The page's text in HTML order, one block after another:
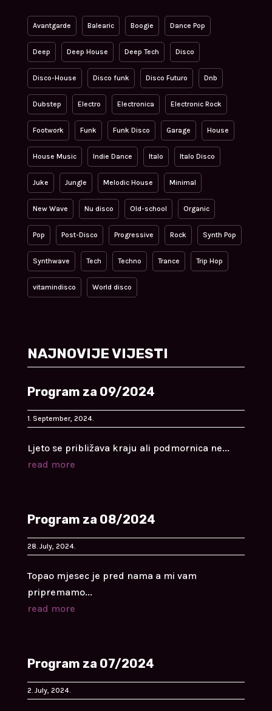
Avantgarde Balearic Boogie Dance Pop
Deep Deep House Deep Tech Disco
Disco-House Disco funk Disco Futuro Dnb
Dubstep Electro Electronica Electronic Rock
Footwork Funk Funk Disco Garage House
House Music Indie Dance Italo Italo Disco
Juke Jungle Melodic House Minimal
New Wave Nu disco Old-school Organic
Pop Post-Disco Progressive Rock Synth Pop
Synthwave Tech Techno Trance Trip Hop
vitamindisco World disco
NAJNOVIJE VIJESTI
Program za 09/2024
1. September, 2024.
Ljeto se približava kraju ali podmornica ne...
read more
Program za 08/2024
28. July, 2024.
Topao mjesec je pred nama a mi vam
pripremamo...
read more
Program za 07/2024
2. July, 2024.